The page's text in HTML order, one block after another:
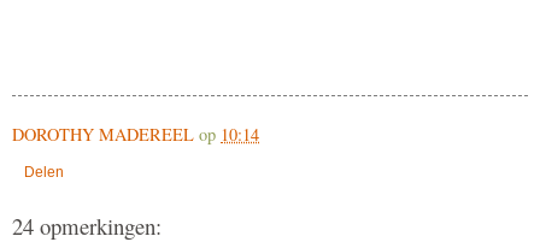
DOROTHY MADEREEL op 10:14
Delen
24 opmerkingen: